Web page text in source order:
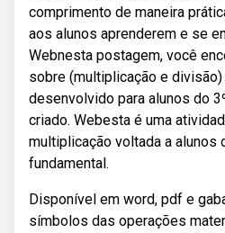
comprimento de maneira
aos alunos aprenderem e se
Webnesta postagem, você
sobre (multiplicação e
desenvolvido para alunos do
criado. Webesta é uma
multiplicação voltada a alunos
fundamental.
Disponível em word, pdf e
símbolos das operações